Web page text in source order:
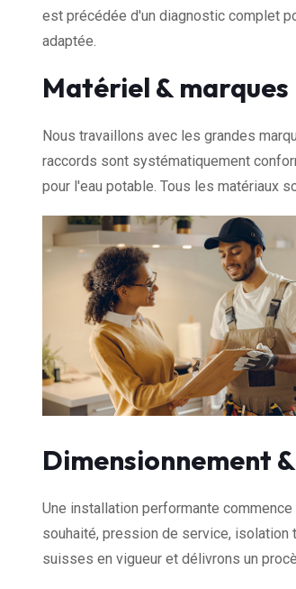
est précédée d'un diagnostic complet
adaptée.
Matériel &
Nous travaillons avec les grandes
raccords sont systématiquement
pour l'eau potable. Tous les matériaux
Dimensionnement
Une installation performante
souhaité, pression de service,
suisses en vigueur et délivrons un